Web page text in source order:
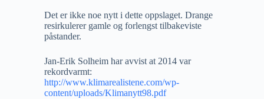
Det er ikke noe nytt i dette oppslaget. Drange
resirkulerer gamle og forlengst tilbakeviste
påstander.
Jan-Erik Solheim har avvist at 2014 var
rekordvarmt:
http://www.klimarealistene.com/wp-
content/uploads/Klimanytt98.pdf